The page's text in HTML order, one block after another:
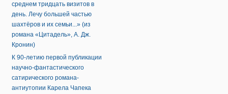
среднем тридцать визитов в
день. Лечу большей частью
шахтёров и их семьи...» (из
романа «Цитадель», А. Дж.
Кронин)
К 90-летию первой публикации
научно-фантастического
сатирического романа-
антиутопии Карела Чапека